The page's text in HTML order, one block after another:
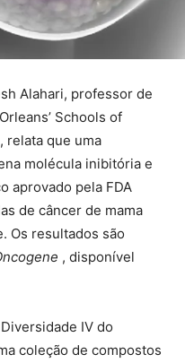
Alahari, professor de
Schools of
relata que uma
molécula inibitória e
aprovado pela FDA
de câncer de mama
Os resultados são
, disponível
IV do
coleção de compostos